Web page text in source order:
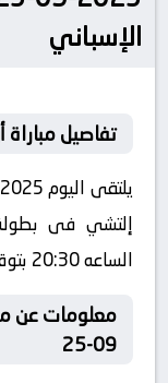
الإسباني
تفاصيل
إلتشي فى
الساعه 20:30 بتوقيت مصر.
09-25